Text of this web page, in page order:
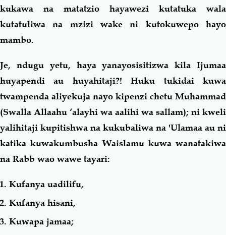
kukawa na matatzio hayawezi kutatuka wala
kutatuliwa na mzizi wake ni kutokuwepo hayo
mambo.
Je, ndugu yetu, haya yanayosisitizwa kila Ijumaa
huyapendi au huyahitaji?! Huku tukidai kuwa
twampenda aliyekuja nayo kipenzi chetu Muhammad
(Swalla Allaahu ‘alayhi wa aalihi wa sallam); ni kweli
yalihitaji kupitishwa na kukubaliwa na 'Ulamaa au ni
katika kuwakumbusha Waislamu kuwa wanatakiwa
na Rabb wao wawe tayari:
Kufanya uadilifu,
Kufanya hisani,
Kuwapa jamaa;